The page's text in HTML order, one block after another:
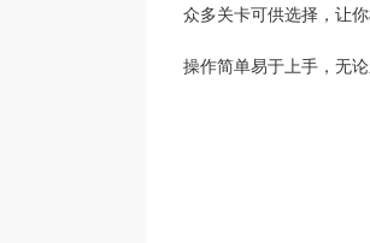
众多关卡可供选择，让
操作简单易于上手，无